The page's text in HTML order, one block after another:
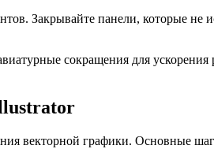
Закрывайте панели, которые
сокращения для
векторной графики. Основные